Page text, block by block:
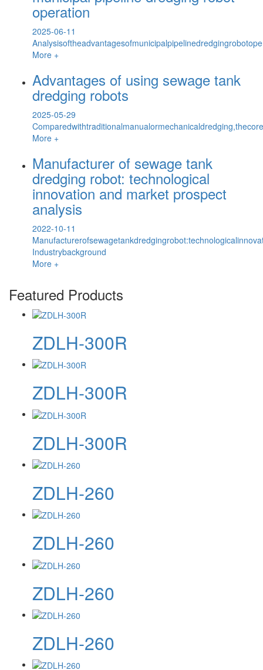
operation
2025-06-11
More +
​Advantages of using sewage tank
dredging robots
2025-05-29
More +
Manufacturer of sewage tank
dredging robot: technological
innovation and market prospect
analysis
2022-10-11
Industrybackground
More +
Featured Products
ZDLH-300R
ZDLH-300R
ZDLH-300R
ZDLH-260
ZDLH-260
ZDLH-260
ZDLH-260